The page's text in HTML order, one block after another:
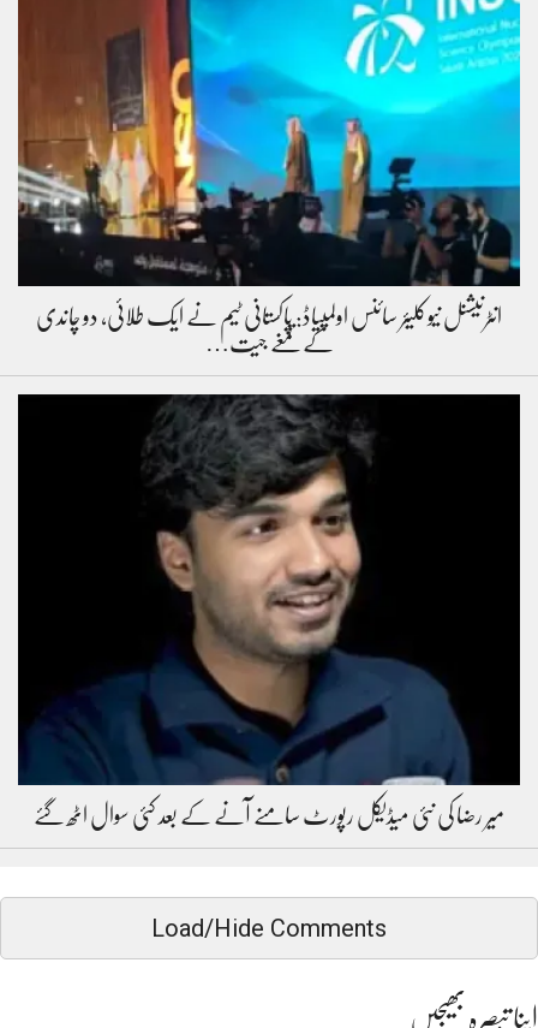
انٹرنیشنل نیوکلیئر سائنس اولمپیاڈ: پاکستانی ٹیم نے ایک طلائی، دو چاندی
کے تمغے جیت…
میر رضا کی نئی میڈیکل رپورٹ سامنے آنے کے بعد کئی سوال اٹھ گئے
Load/Hide Comments
اپنا تبصرہ بھیجیں